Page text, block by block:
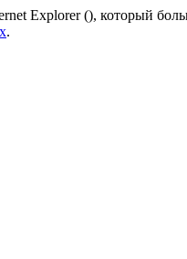
Explorer (), который
.